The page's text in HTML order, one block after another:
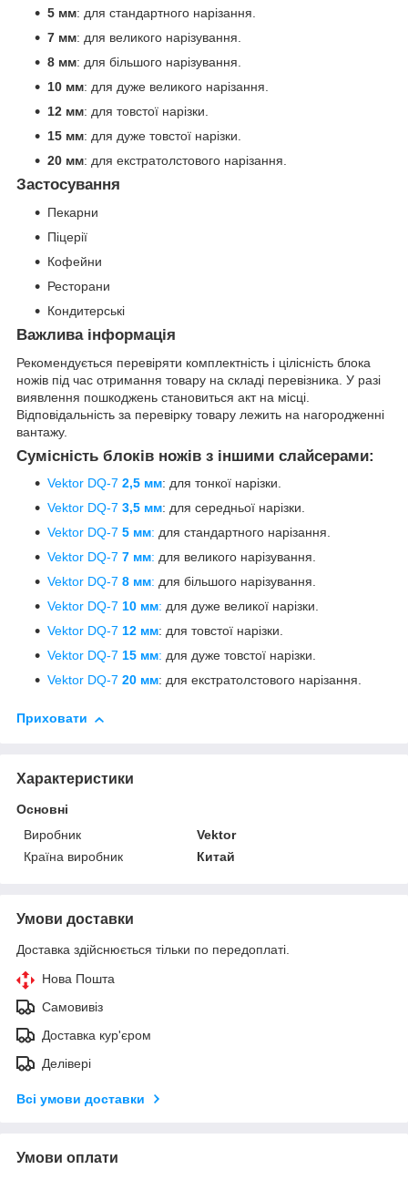
5 мм: для стандартного нарізання.
7 мм: для великого нарізування.
8 мм: для більшого нарізування.
10 мм: для дуже великого нарізання.
12 мм: для товстої нарізки.
15 мм: для дуже товстої нарізки.
20 мм: для екстратолстового нарізання.
Застосування
Пекарни
Піцерії
Кофейни
Ресторани
Кондитерські
Важлива інформація
Рекомендується перевіряти комплектність і цілісність блока
ножів під час отримання товару на складі перевізника. У разі
виявлення пошкоджень становиться акт на місці.
Відповідальність за перевірку товару лежить на нагородженні
вантажу.
Сумісність блоків ножів з іншими слайсерами:
Vektor DQ-7 2,5 мм: для тонкої нарізки.
Vektor DQ-7 3,5 мм: для середньої нарізки.
Vektor DQ-7 5 мм: для стандартного нарізання.
Vektor DQ-7 7 мм: для великого нарізування.
Vektor DQ-7 8 мм: для більшого нарізування.
Vektor DQ-7 10 мм: для дуже великої нарізки.
Vektor DQ-7 12 мм: для товстої нарізки.
Vektor DQ-7 15 мм: для дуже товстої нарізки.
Vektor DQ-7 20 мм: для екстратолстового нарізання.
Приховати
Характеристики
Основні
Виробник
Vektor
Країна виробник
Китай
Умови доставки
Доставка здійснюється тільки по передоплаті.
Нова Пошта
Самовивіз
Доставка кур'єром
Делівері
Всі умови доставки
Умови оплати